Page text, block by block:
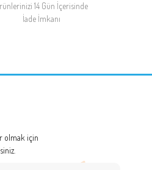
14 Gün İçerisinde
İade İmkanı
olmak için